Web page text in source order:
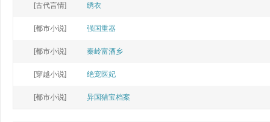
[古代言情] 绣衣
[都市小说] 强国重器
[都市小说] 秦岭富酒乡
[穿越小说] 绝宠医妃
[都市小说] 异国猎宝档案